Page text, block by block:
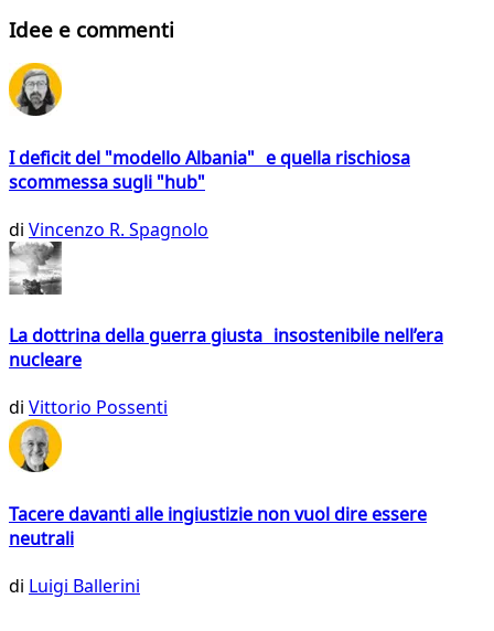
Idee e commenti
I deficit del "modello Albania" e quella rischiosa
scommessa sugli "hub"
di Vincenzo R. Spagnolo
La dottrina della guerra giusta insostenibile nell’era
nucleare
di Vittorio Possenti
Tacere davanti alle ingiustizie non vuol dire essere
neutrali
di Luigi Ballerini